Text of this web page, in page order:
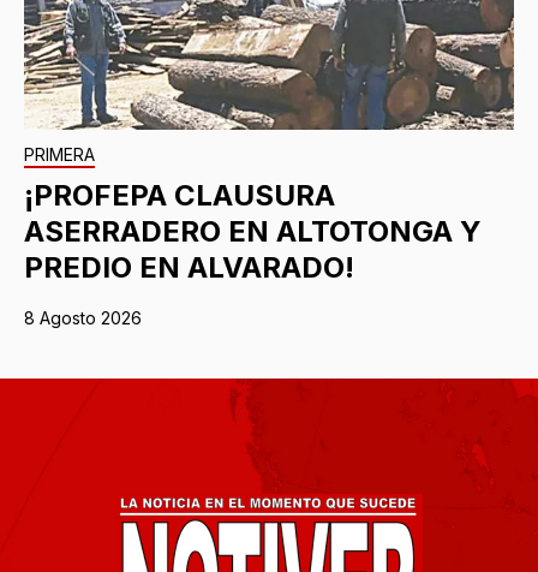
PRIMERA
¡PROFEPA CLAUSURA
ASERRADERO EN ALTOTONGA Y
PREDIO EN ALVARADO!
8 Agosto 2026